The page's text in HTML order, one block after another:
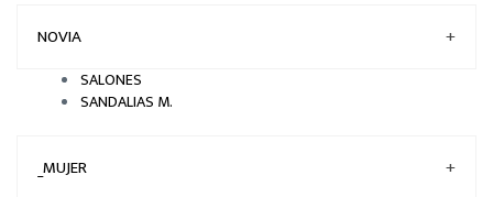
NOVIA +
SALONES
SANDALIAS M.
_MUJER +